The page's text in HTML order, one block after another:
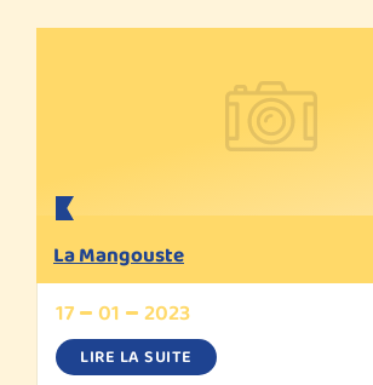
La Mangouste
17 01 2023
LIRE LA SUITE